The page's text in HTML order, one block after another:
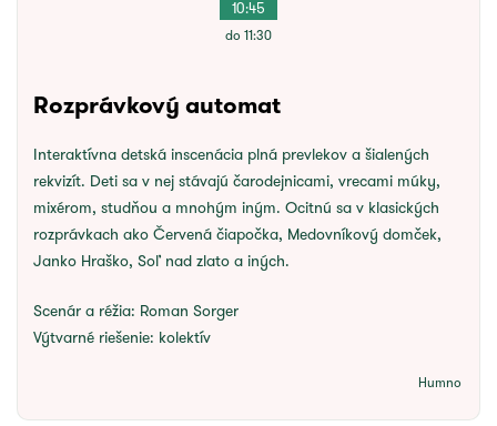
10:45
do 11:30
Rozprávkový automat
Interaktívna detská inscenácia plná prevlekov a šialených
rekvizít. Deti sa v nej stávajú čarodejnicami, vrecami múky,
mixérom, studňou a mnohým iným. Ocitnú sa v klasických
rozprávkach ako Červená čiapočka, Medovníkový domček,
Janko Hraško, Soľ nad zlato a iných.
Scenár a réžia: Roman Sorger
Výtvarné riešenie: kolektív
Humno